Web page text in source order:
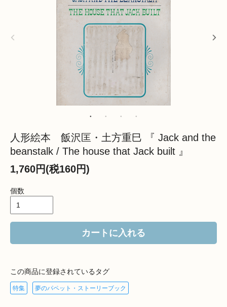
人形絵本 飯沢匡・土方重巳 『 Jack and the
beanstalk / The house that Jack built 』
1,760円(税160円)
個数
カートに入れる
この商品に登録されているタグ
特集 夢のパペット・ストーリーブック